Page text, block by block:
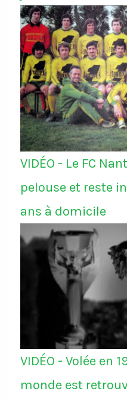
VIDÉO - Le FC
pelouse et reste
ans à domicile
VIDÉO - Volée en
monde est